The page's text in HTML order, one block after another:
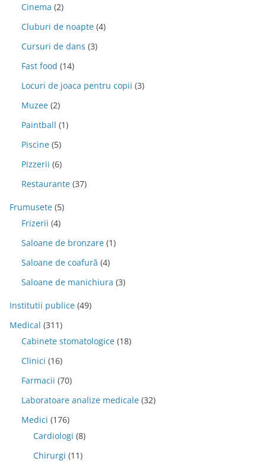
Cinema (2)
Cluburi de noapte (4)
Cursuri de dans (3)
Fast food (14)
Locuri de joaca pentru copii (3)
Muzee (2)
Paintball (1)
Piscine (5)
Pizzerii (6)
Restaurante (37)
Frumusete (5)
Frizerii (4)
Saloane de bronzare (1)
Saloane de coafură (4)
Saloane de manichiura (3)
Institutii publice (49)
Medical (311)
Cabinete stomatologice (18)
Clinici (16)
Farmacii (70)
Laboratoare analize medicale (32)
Medici (176)
Cardiologi (8)
Chirurgi (11)